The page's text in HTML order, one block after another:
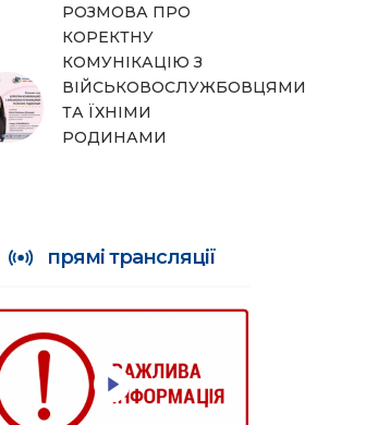
РОЗМОВА ПРО
КОРЕКТНУ
КОМУНІКАЦІЮ З
ВІЙСЬКОВОСЛУЖБОВЦЯМИ
ТА ЇХНІМИ
РОДИНАМИ
прямі трансляції